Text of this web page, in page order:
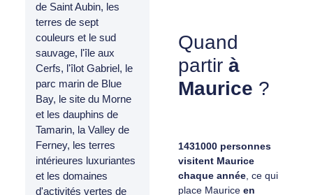
de Saint Aubin, les
terres de sept
couleurs et le sud
sauvage, l'île aux
Cerfs, l'îlot Gabriel, le
parc marin de Blue
Bay, le site du Morne
et les dauphins de
Tamarin, la Valley de
Ferney, les terres
intérieures luxuriantes
et les domaines
d'activités vertes de
Quand
partir à
Maurice ?
1431000 personnes
visitent Maurice
chaque année , ce qui
place Maurice en